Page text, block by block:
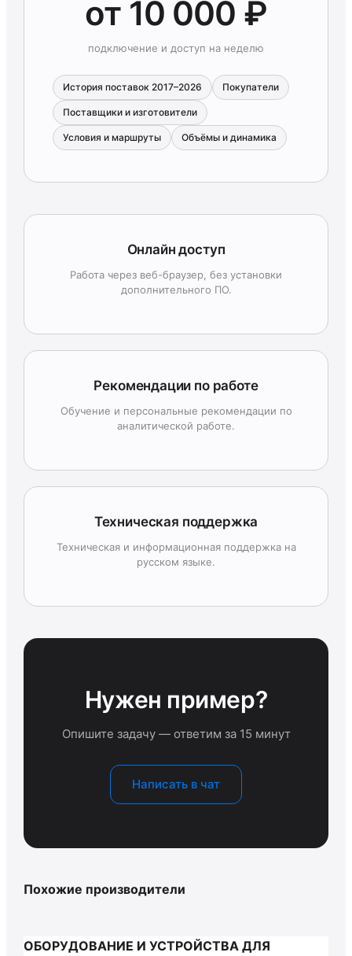
от 10 000 ₽
подключение и доступ на неделю
История поставок 2017–2026 Покупатели
Поставщики и изготовители
Условия и маршруты Объёмы и динамика
Онлайн доступ
Работа через веб-браузер, без установки
дополнительного ПО.
Рекомендации по работе
Обучение и персональные рекомендации по
аналитической работе.
Техническая поддержка
Техническая и информационная поддержка на
русском языке.
Нужен пример?
Опишите задачу — ответим за 15 минут
Написать в чат
Похожие производители
ОБОРУДОВАНИЕ И УСТРОЙСТВА ДЛЯ